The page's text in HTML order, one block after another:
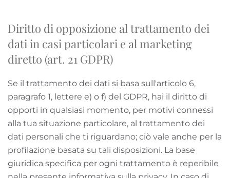
Diritto di opposizione al trattamento dei
dati in casi particolari e al marketing
diretto (art. 21 GDPR)
Se il trattamento dei dati si basa sull'articolo 6,
paragrafo 1, lettere e) o f) del GDPR, hai il diritto di
opporti in qualsiasi momento, per motivi connessi
alla tua situazione particolare, al trattamento dei
dati personali che ti riguardano; ciò vale anche per la
profilazione basata su tali disposizioni. La base
giuridica specifica per ogni trattamento è reperibile